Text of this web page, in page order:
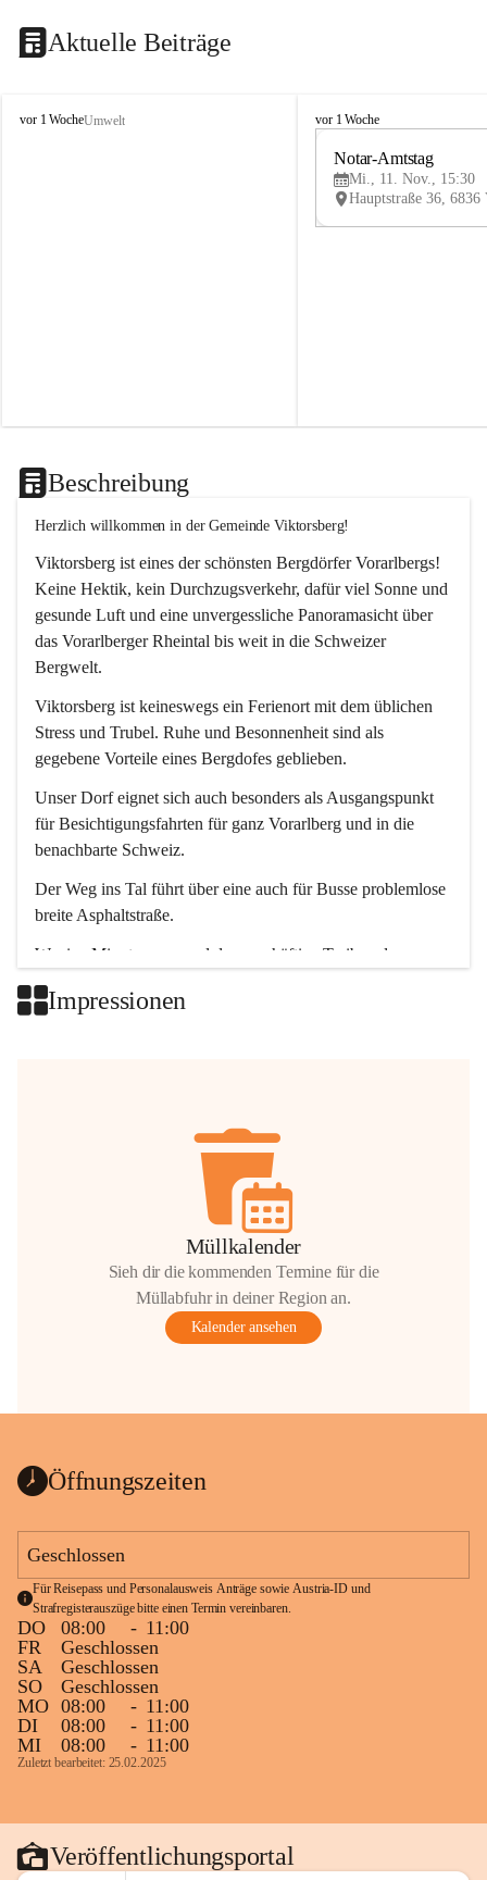
Aktuelle Beiträge
V
vor 1 WocheUmwelt
V
vor 1 Woche
Notar-Amtstag
Mi., 11. Nov., 15:30
Beschreibung
Herzlich willkommen in der Gemeinde Viktorsberg!
Viktorsberg ist eines der schönsten Bergdörfer Vorarlbergs!
Keine Hektik, kein Durchzugsverkehr, dafür viel Sonne und
gesunde Luft und eine unvergessliche Panoramasicht über
das Vorarlberger Rheintal bis weit in die Schweizer
Bergwelt.
Viktorsberg ist keineswegs ein Ferienort mit dem üblichen
Stress und Trubel. Ruhe und Besonnenheit sind als
gegebene Vorteile eines Bergdofes geblieben.
Unser Dorf eignet sich auch besonders als Ausgangspunkt
für Besichtigungsfahrten für ganz Vorarlberg und in die
benachbarte Schweiz.
Der Weg ins Tal führt über eine auch für Busse problemlose
breite Asphaltstraße.
Wenige Minuten nur, und das geschäftige Treiben der
Impressionen
Müllkalender
Sieh dir die kommenden Termine für die
Müllabfuhr in deiner Region an.
Kalender ansehen
Öffnungszeiten
Geschlossen
Für Reisepass und Personalausweis Anträge sowie Austria-ID und
Strafregisterauszüge bitte einen Termin vereinbaren.
DO 08:00 - 11:00
FR
Geschlossen
SA
Geschlossen
SO
Geschlossen
MO 08:00 - 11:00
DI
08:00 - 11:00
MI
08:00 - 11:00
Zuletzt bearbeitet: 25.02.2025
Veröffentlichungsportal